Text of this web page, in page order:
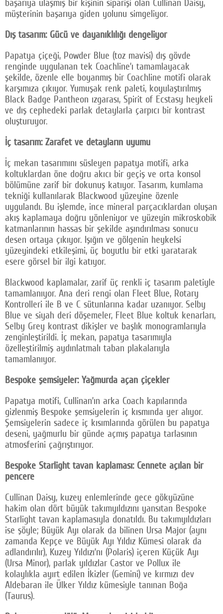
başarıya ulaşmış bir kişinin siparişi olan Cullinan Daisy,
müşterinin başarıya giden yolunu simgeliyor.
Dış tasarım: Gücü ve dayanıklılığı dengeliyor
Papatya çiçeği, Powder Blue (toz mavisi) dış gövde
renginde uygulanan tek Coachline’ı tamamlayacak
şekilde, özenle elle boyanmış bir Coachline motifi olarak
karşımıza çıkıyor. Yumuşak renk paleti, koyulaştırılmış
Black Badge Pantheon ızgarası, Spirit of Ecstasy heykeli
ve dış cephedeki parlak detaylarla çarpıcı bir kontrast
oluşturuyor.
İç tasarım: Zarafet ve detayların uyumu
İç mekan tasarımını süsleyen papatya motifi, arka
koltuklardan öne doğru akıcı bir geçiş ve orta konsol
bölümüne zarif bir dokunuş katıyor. Tasarım, kumlama
tekniği kullanılarak Blackwood yüzeyine özenle
uygulandı. Bu işlemde, ince mineral parçacıklardan oluşan
akış kaplamaya doğru yönleniyor ve yüzeyin mikroskobik
katmanlarının hassas bir şekilde aşındırılması sonucu
desen ortaya çıkıyor. Işığın ve gölgenin heykelsi
yüzeyindeki etkileşimi, üç boyutlu bir etki yaratarak
esere görsel bir ilgi katıyor.
Blackwood kaplamalar, zarif üç renkli iç tasarım paletiyle
tamamlanıyor. Ana deri rengi olan Fleet Blue, Rotary
Kontrolleri ile B ve C sütunlarına kadar uzanıyor. Selby
Blue ve siyah deri döşemeler, Fleet Blue koltuk kenarları,
Selby Grey kontrast dikişler ve başlık monogramlarıyla
zenginleştirildi. İç mekan, papatya tasarımıyla
özelleştirilmiş aydınlatmalı taban plakalarıyla
tamamlanıyor.
Bespoke şemsiyeler: Yağmurda açan çiçekler
Papatya motifi, Cullinan’ın arka Coach kapılarında
gizlenmiş Bespoke şemsiyelerin iç kısmında yer alıyor.
Şemsiyelerin sadece iç kısımlarında görülen bu papatya
deseni, yağmurlu bir günde açmış papatya tarlasının
atmosferini çağrıştırıyor.
Bespoke Starlight tavan kaplaması: Cennete açılan bir
pencere
Cullinan Daisy, kuzey enlemlerinde gece gökyüzüne
hakim olan dört büyük takımyıldızını yansıtan Bespoke
Starlight tavan kaplamasıyla donatıldı. Bu takımyıldızları
ise şöyle; Büyük Ayı olarak da bilinen Ursa Major (aynı
zamanda Kepçe ve Büyük Ayı Yıldız Kümesi olarak da
adlandırılır), Kuzey Yıldızı’nı (Polaris) içeren Küçük Ayı
(Ursa Minor), parlak yıldızlar Castor ve Pollux ile
kolaylıkla ayırt edilen İkizler (Gemini) ve kırmızı dev
Aldebaran ile Ülker Yıldız kümesiyle tanınan Boğa
(Taurus).